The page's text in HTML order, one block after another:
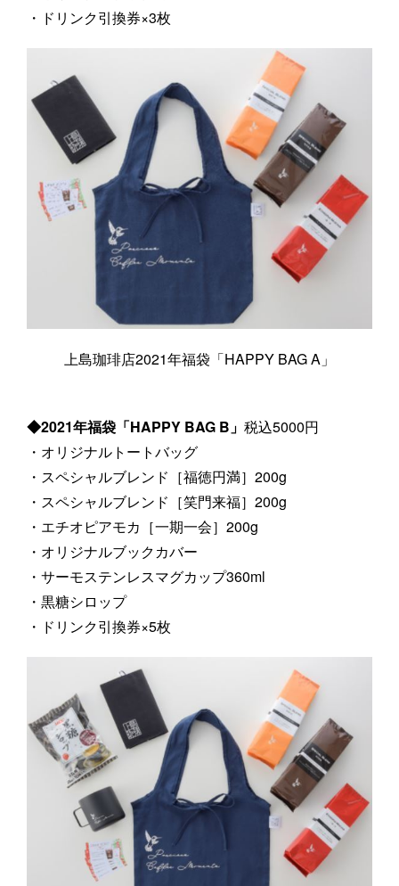
・ドリンク引換券×3枚
上島珈琲店2021年福袋「HAPPY BAG A」
◆2021年福袋「HAPPY BAG B」 税込5000円
・オリジナルトートバッグ
・スペシャルブレンド［福徳円満］200g
・スペシャルブレンド［笑門来福］200g
・エチオピアモカ［一期一会］200g
・オリジナルブックカバー
・サーモステンレスマグカップ360ml
・黒糖シロップ
・ドリンク引換券×5枚